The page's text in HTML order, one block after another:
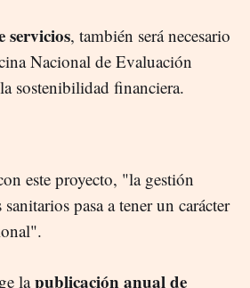
servicios, también será necesario
Nacional de Evaluación
sostenibilidad financiera.
este proyecto, "la gestión
pasa a tener un carácter
lapublicación anual de